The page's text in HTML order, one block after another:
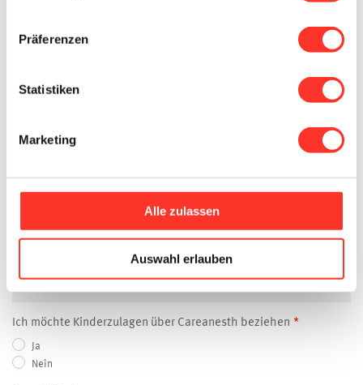
Präferenzen
Statistiken
Marketing
Alle zulassen
Auswahl erlauben
Nationalität
Niederlassungsbewilligung gültig bis (wenn nicht CH Bürger)
Ich möchte Kinderzulagen über Careanesth beziehen
Ja
Nein